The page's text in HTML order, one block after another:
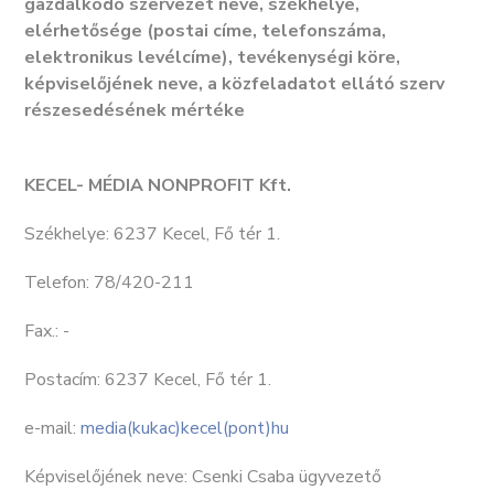
elérhetősége (postai címe, telefonszáma,
elektronikus levélcíme), tevékenységi köre,
képviselőjének neve, a közfeladatot ellátó szerv
részesedésének mértéke
KECEL- MÉDIA NONPROFIT Kft.
Székhelye: 6237 Kecel, Fő tér 1.
Telefon: 78/420-211
Fax.: -
Postacím: 6237 Kecel, Fő tér 1.
e-mail: media(kukac)kecel(pont)hu
Képviselőjének neve: Csenki Csaba ügyvezető